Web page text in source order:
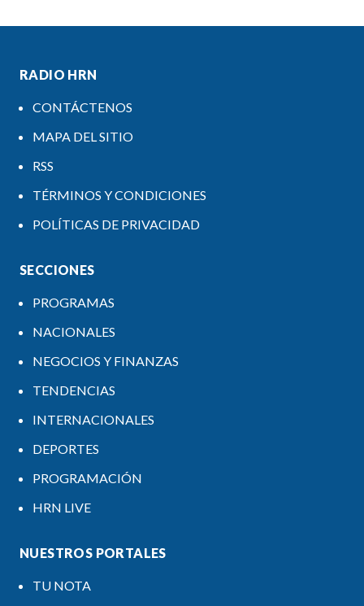
RADIO HRN
CONTÁCTENOS
MAPA DEL SITIO
RSS
TÉRMINOS Y CONDICIONES
POLÍTICAS DE PRIVACIDAD
SECCIONES
PROGRAMAS
NACIONALES
NEGOCIOS Y FINANZAS
TENDENCIAS
INTERNACIONALES
DEPORTES
PROGRAMACIÓN
HRN LIVE
NUESTROS PORTALES
TU NOTA